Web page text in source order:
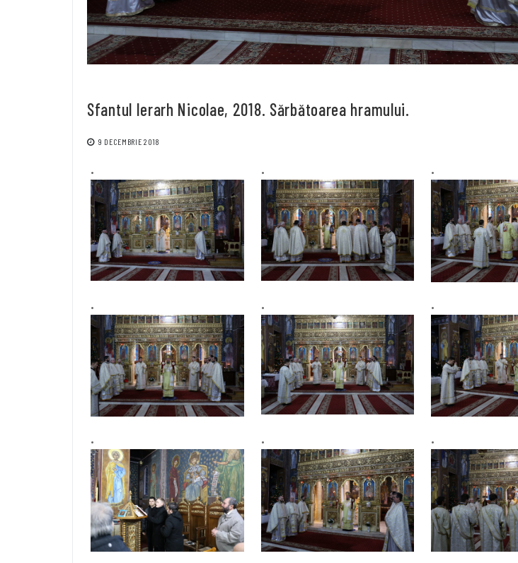
Sfantul Ierarh Nicolae, 2018. Sărbătoarea hramului.
9 DECEMBRIE 2018